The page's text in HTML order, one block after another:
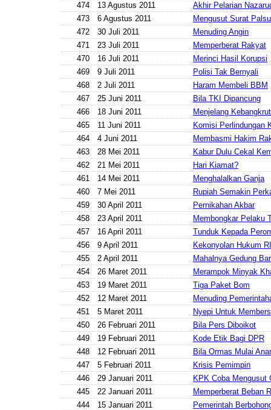
474
13 Agustus 2011
Akhir Pelarian
473
6 Agustus 2011
Mengusut Surat Palsu
472
30 Juli 2011
Menuding Angin
471
23 Juli 2011
Memperberat Rakyat
470
16 Juli 2011
Merinci Hasil Korupsi
469
9 Juli 2011
Polisi Tak Bernyali
468
2 Juli 2011
Haram Membeli BBM
467
25 Juni 2011
Bila TKI Dipancung
466
18 Juni 2011
Menjelang
465
11 Juni 2011
Komisi Perlindungan
464
4 Juni 2011
Membasmi Hakim
463
28 Mei 2011
Kabur Dulu Cekal
462
21 Mei 2011
Hari Kiamat?
461
14 Mei 2011
Menghalalkan Ganja
460
7 Mei 2011
Rupiah Semakin
459
30 April 2011
Pernikahan Akbar
458
23 April 2011
Membongkar Pelaku
457
16 April 2011
Tunduk Kepada
456
9 April 2011
Kekonyolan Hukum RI
455
2 April 2011
Mahalnya Gedung
454
26 Maret 2011
Merampok Minyak
453
19 Maret 2011
Tiga Paket Bom
452
12 Maret 2011
Menuding
451
5 Maret 2011
Nyepi Untuk
450
26 Februari 2011
Bila Pers Diboikot
449
19 Februari 2011
Kode Etik Bagi DPR
448
12 Februari 2011
Bila Ormas Mulai
447
5 Februari 2011
Krisis Pemimpin
446
29 Januari 2011
KPK Coba Mengusut
445
22 Januari 2011
Memperberat Beban
444
15 Januari 2011
Pemerintah